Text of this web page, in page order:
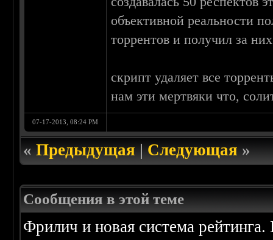
объективной реальности
торрентов и получил за
скрипт удаляет все
нам эти мертвяки что,
07-17-2013, 08:24 PM
«Предыдущая|Следующая»
Сообщения в этой теме
Фрилич и новая система